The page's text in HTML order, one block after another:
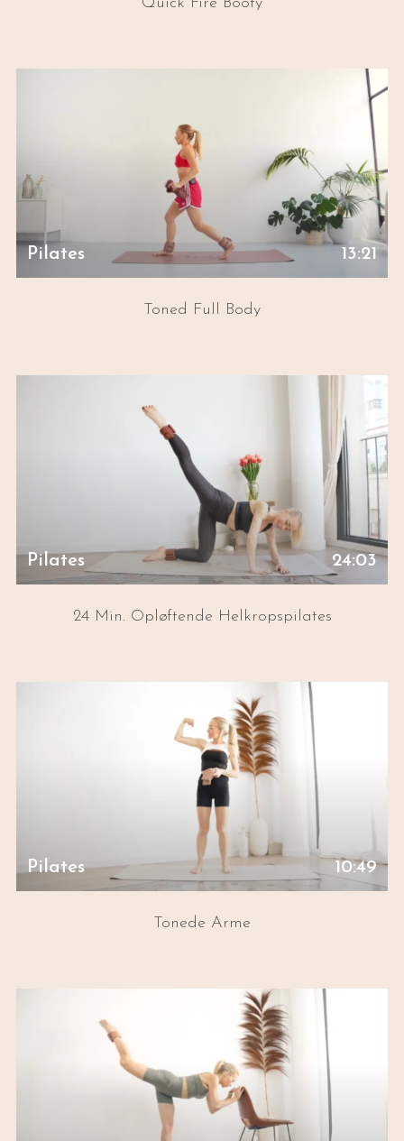
Quick Fire Booty
Pilates 13:21
Toned Full Body
Pilates 24:03
24 Min. Opløftende Helkropspilates
Pilates 10:49
Tonede Arme